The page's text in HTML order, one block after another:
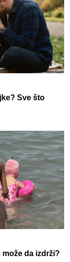
Sve što
da izdrži?